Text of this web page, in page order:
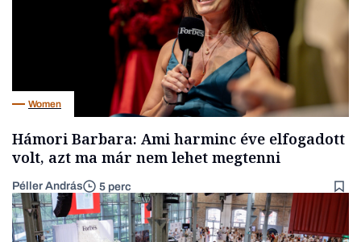
Women
Hámori Barbara: Ami harminc éve elfogadott
volt, azt ma már nem lehet megtenni
Péller András 5 perc